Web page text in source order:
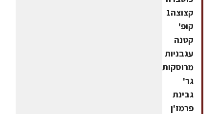
קצוצה1
קופ'
קטנה
עגבניות
גר'
גבינת
פרמז'ן